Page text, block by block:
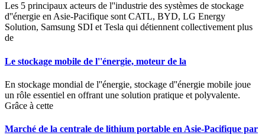
Les 5 principaux acteurs de l''industrie des systèmes de stockage
d''énergie en Asie-Pacifique sont CATL, BYD, LG Energy
Solution, Samsung SDI et Tesla qui détiennent collectivement plus
de
Le stockage mobile de l''énergie, moteur de la
En stockage mondial de l''énergie, stockage d''énergie mobile joue
un rôle essentiel en offrant une solution pratique et polyvalente.
Grâce à cette
Marché de la centrale de lithium portable en Asie-Pacifique par